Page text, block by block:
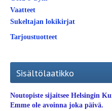
Vaatteet
Sukeltajan lokikirjat
Tarjoustuotteet
Sisältölaatikko
Noutopiste sijaitsee Helsingin
Emme ole avoinna joka päivä.